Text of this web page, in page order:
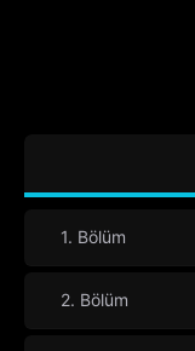
1. Bölüm
2. Bölüm